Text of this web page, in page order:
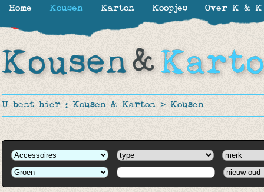
U bent hier : Kousen & Karton > Kousen
Home Kousen Karton Koopjes Over K & K